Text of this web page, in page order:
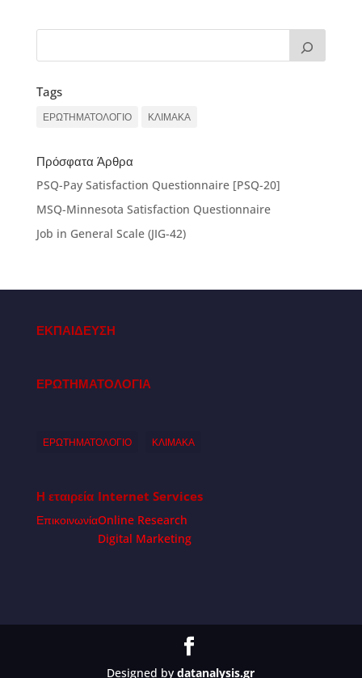
Tags
ΕΡΩΤΗΜΑΤΟΛΟΓΙΟ ΚΛΙΜΑΚΑ
Πρόσφατα Άρθρα
PSQ-Pay Satisfaction Questionnaire [PSQ-20]
MSQ-Minnesota Satisfaction Questionnaire
Job in General Scale (JIG-42)
ΕΚΠΑΙΔΕΥΣΗ
ΕΡΩΤΗΜΑΤΟΛΟΓΙΑ
ΕΡΩΤΗΜΑΤΟΛΟΓΙΟ ΚΛΙΜΑΚΑ
Η εταιρεία
Επικοινωνία
Internet Services
Online Research
Digital Marketing
Designed bydatanalysis.gr